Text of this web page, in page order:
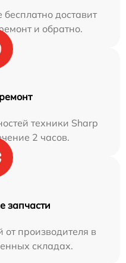
доставит
и обратно.
техники Sharp
2 часов.
запчасти
от производителя в
складах.